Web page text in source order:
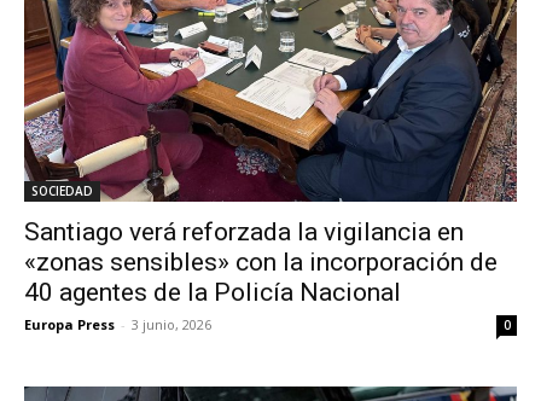
SOCIEDAD
Santiago verá reforzada la vigilancia en
«zonas sensibles» con la incorporación de
40 agentes de la Policía Nacional
Europa Press - 3 junio, 2026 0